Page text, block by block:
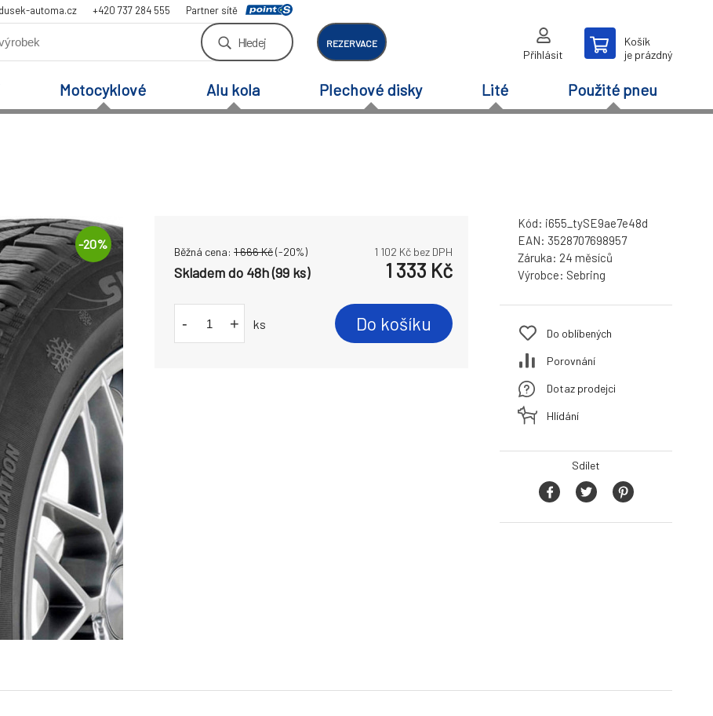
automa.cz +420 737 284 555 Partner sítě
Hledej REZERVACE
Přihlásit
Košík
je prázdný
Motocyklové Alu kola Plechové disky Lité Použité pneu
-20%
Běžná cena: 1 666Kč(-20%) 1 102 Kč bez DPH
Skladem do 48h (99 ks) 1 333 Kč
- + ks Do košíku
Kód: i655_tySE9ae7e48d
EAN: 3528707698957
Záruka: 24 měsíců
Výrobce: Sebring
Do oblíbených
Porovnání
Dotaz prodejci
Hlídání
Sdílet